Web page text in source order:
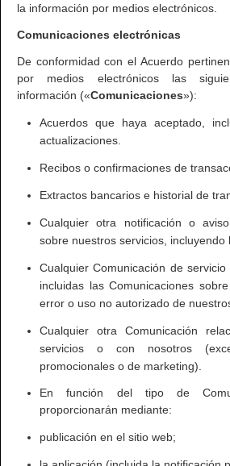
la información por medios electrónicos.
Comunicaciones electrónicas
De conformidad con el Acuerdo
por medios electrónicos las
información («Comunicaciones»):
Acuerdos que haya aceptado,
actualizaciones.
Recibos o confirmaciones de
Extractos bancarios e historial de
Cualquier otra notificación o
sobre nuestros servicios, incluyendo
Cualquier Comunicación de
incluidas las Comunicaciones
error o uso no autorizado de
Cualquier otra Comunicación
servicios o con nosotros
promocionales o de marketing).
En función del tipo de
proporcionarán mediante:
publicación en el sitio web;